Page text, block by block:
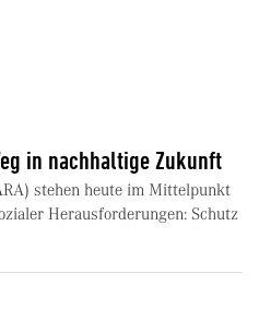
in nachhaltige Zukunft
stehen heute im Mittelpunkt
Herausforderungen: Schutz